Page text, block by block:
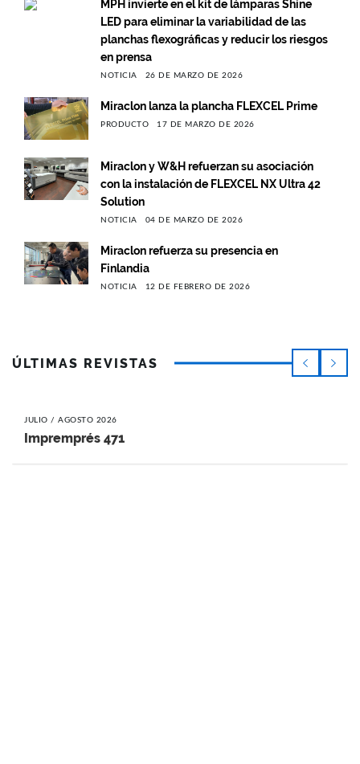
MPH invierte en el kit de lámparas Shine
LED para eliminar la variabilidad de las
planchas flexográficas y reducir los riesgos
en prensa
NOTICIA 26 DE MARZO DE 2026
Miraclon lanza la plancha FLEXCEL Prime
PRODUCTO 17 DE MARZO DE 2026
Miraclon y W&H refuerzan su asociación
con la instalación de FLEXCEL NX Ultra 42
Solution
NOTICIA 04 DE MARZO DE 2026
Miraclon refuerza su presencia en
Finlandia
NOTICIA 12 DE FEBRERO DE 2026
ÚLTIMAS REVISTAS
JULIO / AGOSTO 2026
Impremprés 471